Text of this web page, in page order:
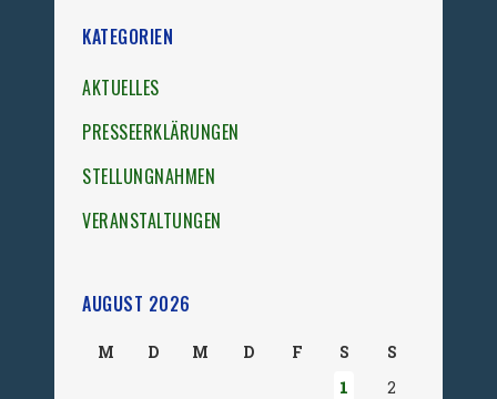
KATEGORIEN
AKTUELLES
PRESSEERKLÄRUNGEN
STELLUNGNAHMEN
VERANSTALTUNGEN
AUGUST 2026
M D M D F S
S
1
2